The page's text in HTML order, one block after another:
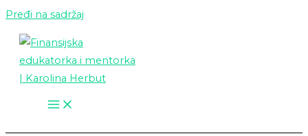
Pređi na sadržaj